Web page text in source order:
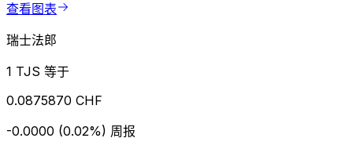
查看图表
瑞士法郎
1 TJS 等于
0.0875870 CHF
-0.0000 (0.02%) 周报